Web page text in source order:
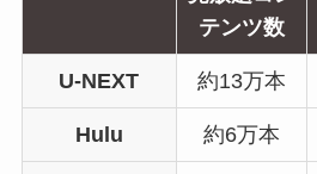
テンツ数
U-NEXT 約13万本
Hulu 約6万本